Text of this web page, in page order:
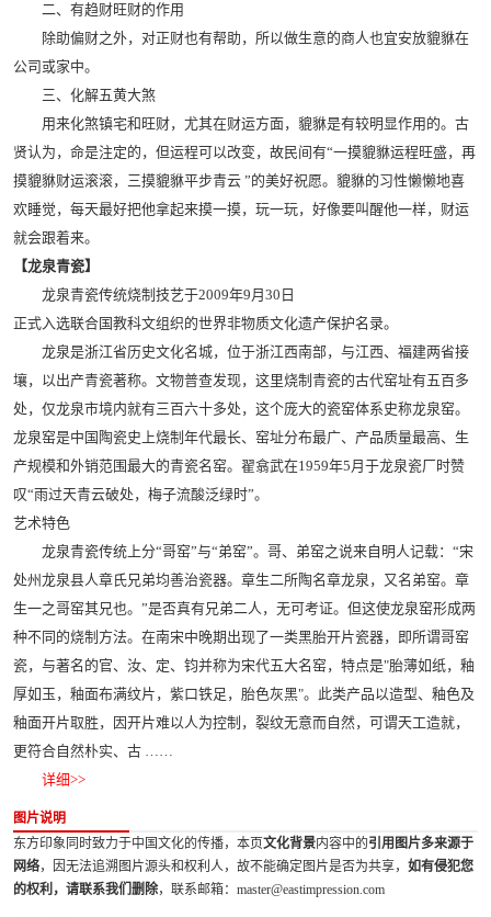
二、有趋财旺财的作用
除助偏财之外，对正财也有帮助，所以做生意的商人也宜安放貔貅在
公司或家中。
三、化解五黄大煞
用来化煞镇宅和旺财，尤其在财运方面，貔貅是有较明显作用的。古
贤认为，命是注定的，但运程可以改变，故民间有“一摸貔貅运程旺盛，再
摸貔貅财运滚滚，三摸貔貅平步青云 ”的美好祝愿。貔貅的习性懒懒地喜
欢睡觉，每天最好把他拿起来摸一摸，玩一玩，好像要叫醒他一样，财运
就会跟着来。
【龙泉青瓷】
龙泉青瓷传统烧制技艺于2009年9月30日
正式入选联合国教科文组织的世界非物质文化遗产保护名录。
龙泉是浙江省历史文化名城，位于浙江西南部，与江西、福建两省接
壤，以出产青瓷著称。文物普查发现，这里烧制青瓷的古代窑址有五百多
处，仅龙泉市境内就有三百六十多处，这个庞大的瓷窑体系史称龙泉窑。
龙泉窑是中国陶瓷史上烧制年代最长、窑址分布最广、产品质量最高、生
产规模和外销范围最大的青瓷名窑。翟翕武在1959年5月于龙泉瓷厂时赞
叹“雨过天青云破处，梅子流酸泛绿时”。
艺术特色
龙泉青瓷传统上分“哥窑”与“弟窑”。哥、弟窑之说来自明人记载：“宋
处州龙泉县人章氏兄弟均善治瓷器。章生二所陶名章龙泉，又名弟窑。章
生一之哥窑其兄也。”是否真有兄弟二人，无可考证。但这使龙泉窑形成两
种不同的烧制方法。在南宋中晚期出现了一类黑胎开片瓷器，即所谓哥窑
瓷，与著名的官、汝、定、钧并称为宋代五大名窑，特点是"胎薄如纸，釉
厚如玉，釉面布满纹片，紫口铁足，胎色灰黑"。此类产品以造型、釉色及
釉面开片取胜，因开片难以人为控制，裂纹无意而自然，可谓天工造就，
更符合自然朴实、古 ……
详细>>
图片说明
东方印象同时致力于中国文化的传播，本页文化背景内容中的引用图片多来源于
网络，因无法追溯图片源头和权利人，故不能确定图片是否为共享， 如有侵犯您
的权利，请联系我们删除，联系邮箱：master@eastimpression.com